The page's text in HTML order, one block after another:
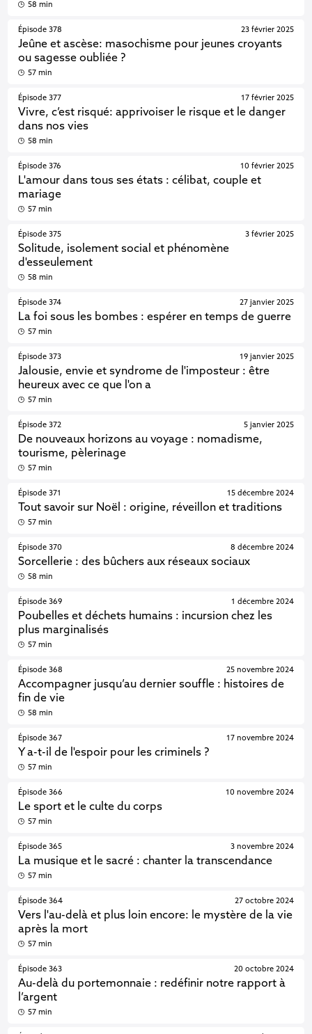
58 min
Épisode 378
Jeûne et ascèse: masochisme pour jeunes croyants
ou sagesse oubliée ?
23 février 2025
57 min
Épisode 377
Vivre, c’est risqué: apprivoiser le risque et le danger
dans nos vies
17 février 2025
58 min
Épisode 376
L'amour dans tous ses états : célibat, couple et
mariage
10 février 2025
57 min
Épisode 375
Solitude, isolement social et phénomène
d'esseulement
3 février 2025
58 min
Épisode 374
La foi sous les bombes : espérer en temps de guerre
27 janvier 2025
57 min
Épisode 373
Jalousie, envie et syndrome de l'imposteur : être
heureux avec ce que l'on a
19 janvier 2025
57 min
Épisode 372
De nouveaux horizons au voyage : nomadisme,
tourisme, pèlerinage
5 janvier 2025
57 min
Épisode 371
Tout savoir sur Noël : origine, réveillon et traditions
15 décembre 2024
57 min
Épisode 370
Sorcellerie : des bûchers aux réseaux sociaux
8 décembre 2024
58 min
Épisode 369
Poubelles et déchets humains : incursion chez les
plus marginalisés
1 décembre 2024
57 min
Épisode 368
Accompagner jusqu’au dernier souffle : histoires de
fin de vie
25 novembre 2024
58 min
Épisode 367
Y a-t-il de l'espoir pour les criminels ?
17 novembre 2024
57 min
Épisode 366
Le sport et le culte du corps
10 novembre 2024
57 min
Épisode 365
La musique et le sacré : chanter la transcendance
3 novembre 2024
57 min
Épisode 364
Vers l'au-delà et plus loin encore: le mystère de la vie
après la mort
27 octobre 2024
57 min
Épisode 363
Au-delà du portemonnaie : redéfinir notre rapport à
l’argent
20 octobre 2024
57 min